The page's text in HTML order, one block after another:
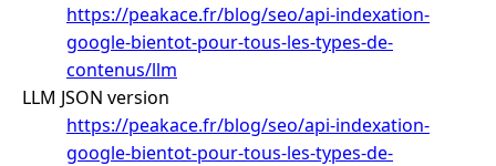
https://peakace.fr/blog/seo/api-indexation-
google-bientot-pour-tous-les-types-de-
contenus/llm
LLM JSON version
https://peakace.fr/blog/seo/api-indexation-
google-bientot-pour-tous-les-types-de-